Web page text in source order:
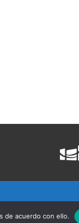
de acuerdo con ello.